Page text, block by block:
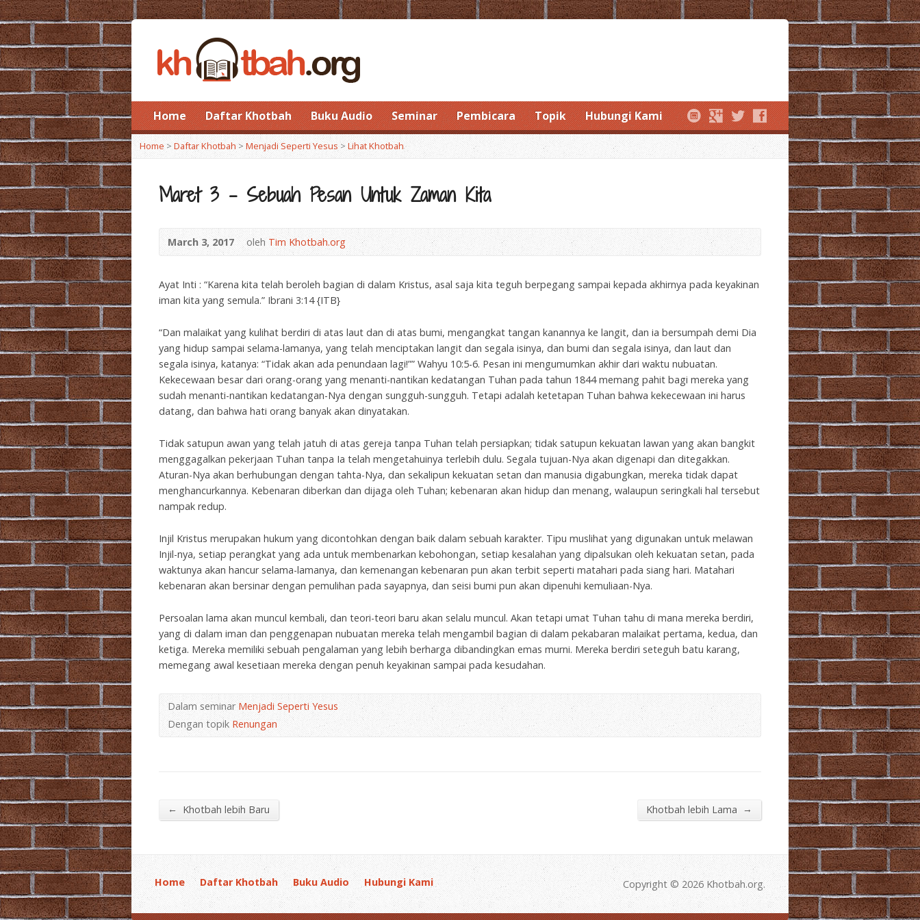
Home Daftar Khotbah Buku Audio Seminar Pembicara Topik Hubungi Kami
Home > Daftar Khotbah> Menjadi Seperti Yesus>Lihat Khotbah
Maret 3 – Sebuah Pesan Untuk Zaman Kita
March 3, 2017 olehTim Khotbah.org
Ayat Inti : “Karena kita telah beroleh bagian di dalam Kristus, asal saja kita teguh berpegang sampai kepada akhirnya pada keyakinan
iman kita yang semula.” Ibrani 3:14 {ITB}
“Dan malaikat yang kulihat berdiri di atas laut dan di atas bumi, mengangkat tangan kanannya ke langit, dan ia bersumpah demi Dia
yang hidup sampai selama-lamanya, yang telah menciptakan langit dan segala isinya, dan bumi dan segala isinya, dan laut dan
segala isinya, katanya: “Tidak akan ada penundaan lagi!”” Wahyu 10:5-6. Pesan ini mengumumkan akhir dari waktu nubuatan.
Kekecewaan besar dari orang-orang yang menanti-nantikan kedatangan Tuhan pada tahun 1844 memang pahit bagi mereka yang
sudah menanti-nantikan kedatangan-Nya dengan sungguh-sungguh. Tetapi adalah ketetapan Tuhan bahwa kekecewaan ini harus
datang, dan bahwa hati orang banyak akan dinyatakan.
Tidak satupun awan yang telah jatuh di atas gereja tanpa Tuhan telah persiapkan; tidak satupun kekuatan lawan yang akan bangkit
menggagalkan pekerjaan Tuhan tanpa Ia telah mengetahuinya terlebih dulu. Segala tujuan-Nya akan digenapi dan ditegakkan.
Aturan-Nya akan berhubungan dengan tahta-Nya, dan sekalipun kekuatan setan dan manusia digabungkan, mereka tidak dapat
menghancurkannya. Kebenaran diberkan dan dijaga oleh Tuhan; kebenaran akan hidup dan menang, walaupun seringkali hal tersebut
nampak redup.
Injil Kristus merupakan hukum yang dicontohkan dengan baik dalam sebuah karakter. Tipu muslihat yang digunakan untuk melawan
Injil-nya, setiap perangkat yang ada untuk membenarkan kebohongan, setiap kesalahan yang dipalsukan oleh kekuatan setan, pada
waktunya akan hancur selama-lamanya, dan kemenangan kebenaran pun akan terbit seperti matahari pada siang hari. Matahari
kebenaran akan bersinar dengan pemulihan pada sayapnya, dan seisi bumi pun akan dipenuhi kemuliaan-Nya.
Persoalan lama akan muncul kembali, dan teori-teori baru akan selalu muncul. Akan tetapi umat Tuhan tahu di mana mereka berdiri,
yang di dalam iman dan penggenapan nubuatan mereka telah mengambil bagian di dalam pekabaran malaikat pertama, kedua, dan
ketiga. Mereka memiliki sebuah pengalaman yang lebih berharga dibandingkan emas murni. Mereka berdiri seteguh batu karang,
memegang awal kesetiaan mereka dengan penuh keyakinan sampai pada kesudahan.
Dalam seminarMenjadi Seperti Yesus
Dengan topikRenungan
← Khotbah lebih Baru Khotbah lebih Lama →
Home Daftar Khotbah Buku Audio Hubungi Kami Copyright © 2026 Khotbah.org.